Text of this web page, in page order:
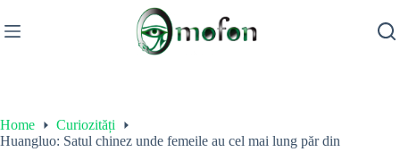
to
content
Home
Curiozități
Huangluo: Satul chinez unde femeile au cel mai lung păr din